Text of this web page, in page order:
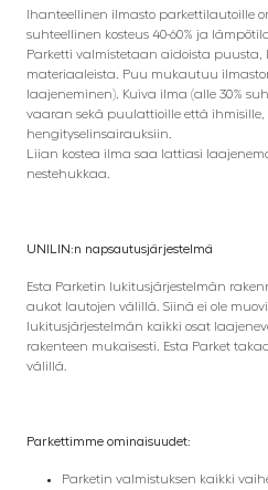
Ihanteellinen ilmasto parkettilautoille
suhteellinen kosteus 40-60% ja lämpötila
Parketti valmistetaan aidoista puusta,
materiaaleista. Puu mukautuu
laajeneminen). Kuiva ilma (alle 30%
vaaran sekä puulattioille että
hengityselinsairauksiin.
Liian kostea ilma saa lattiasi
nestehukkaa.
UNILIN:n napsautusjärjestelmä
Esta Parketin lukitusjärjestelmän
aukot lautojen välillä. Siinä ei ole
lukitusjärjestelmän kaikki osat
rakenteen mukaisesti. Esta Parket
välillä.
Parkettimme ominaisuudet:
Parketin valmistuksen kaikki